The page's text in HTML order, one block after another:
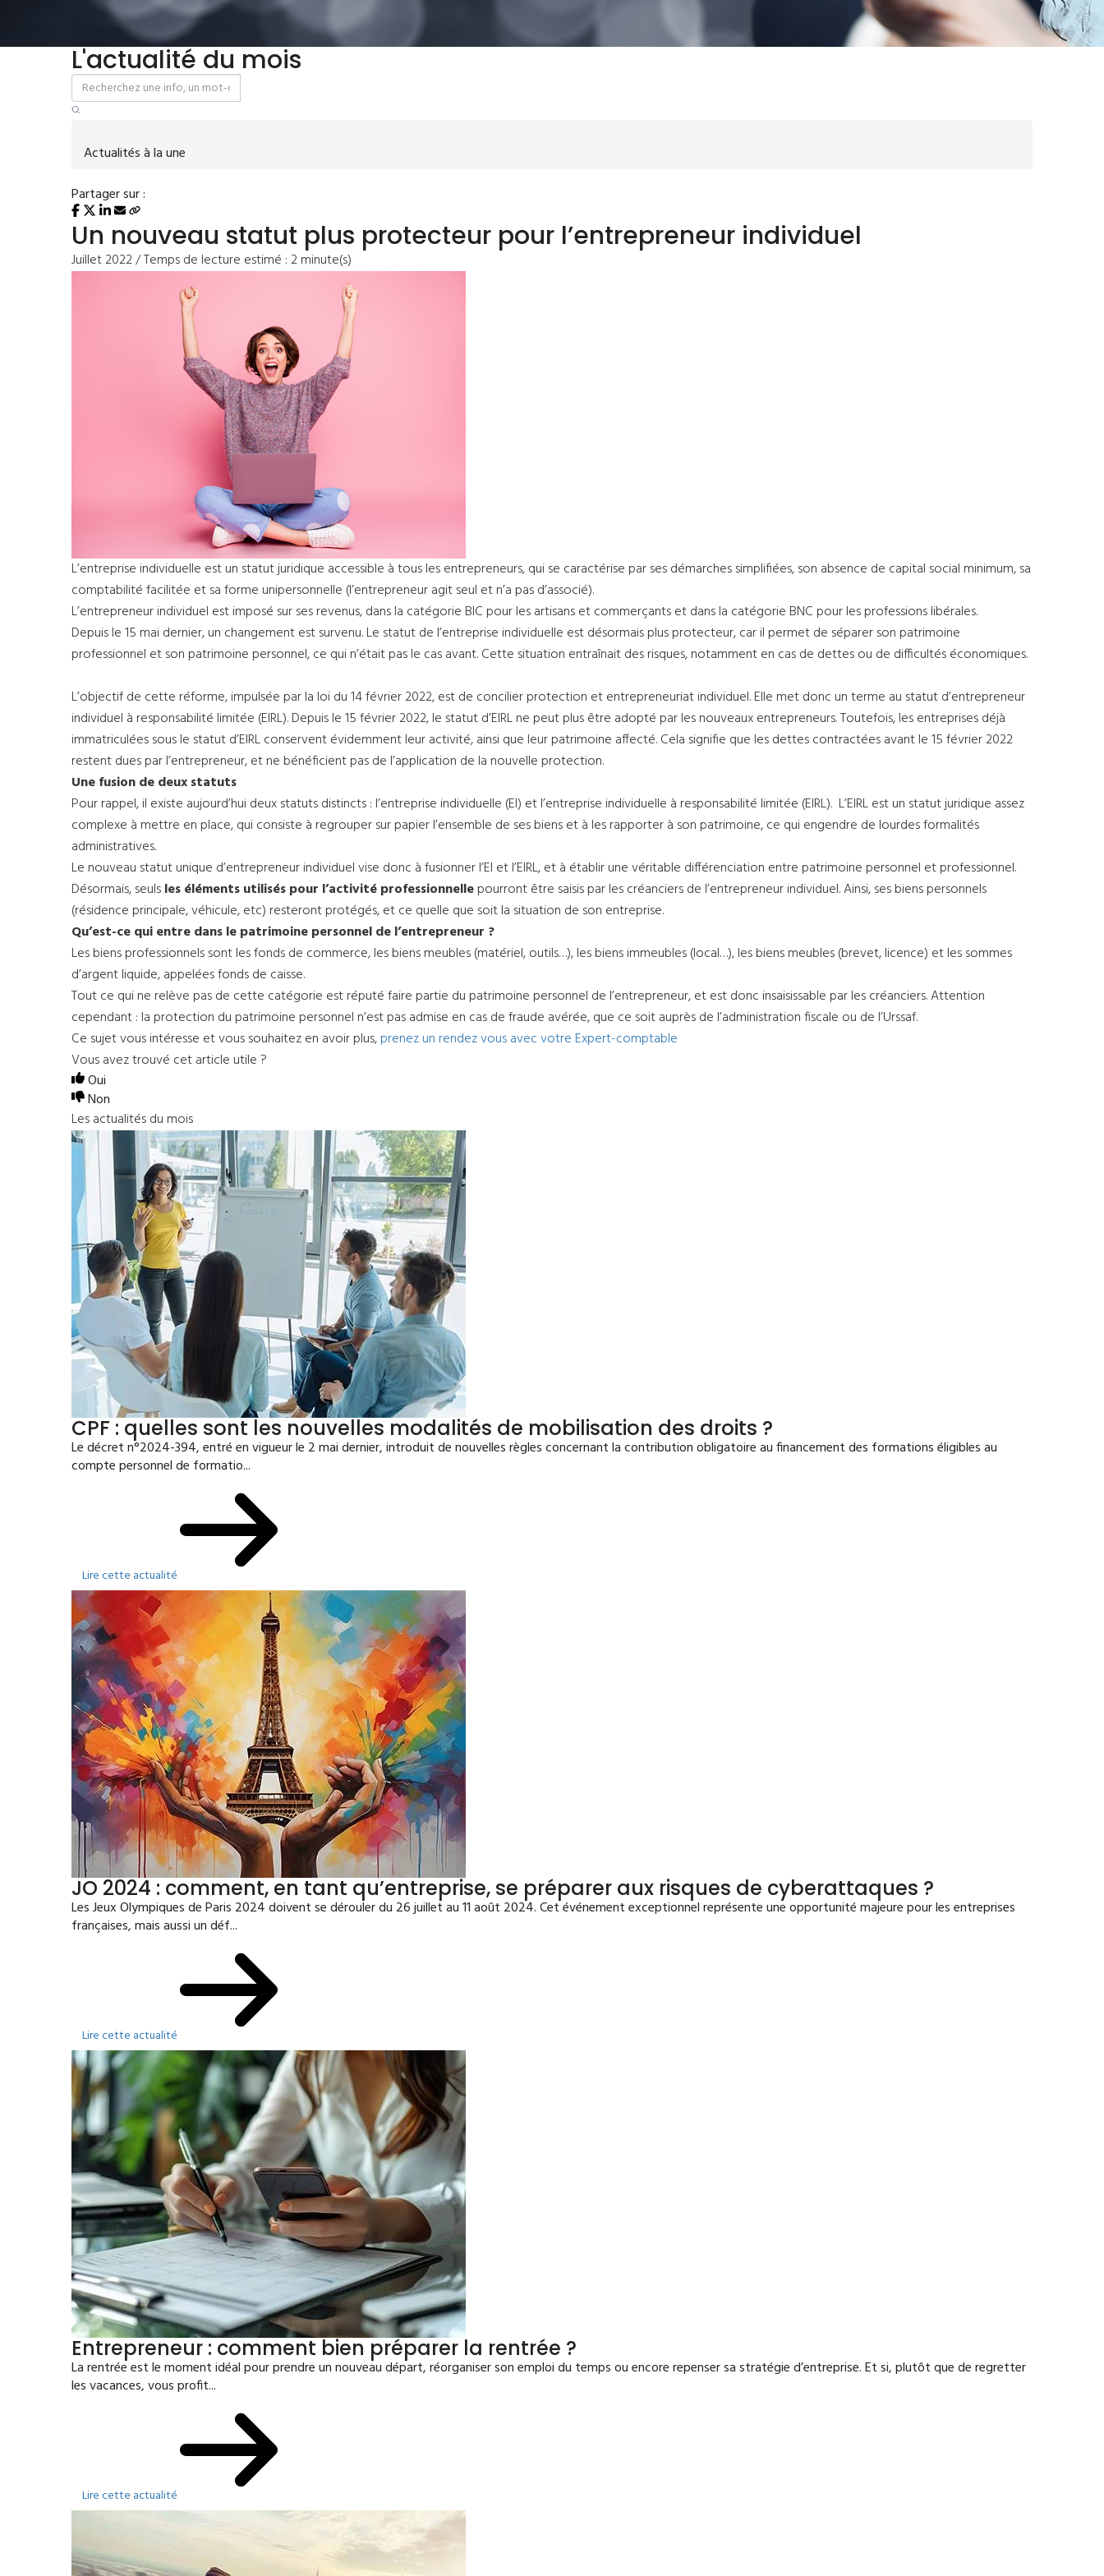
L'actualité du mois
Actualités à la une
Partager sur :
Un nouveau statut plus protecteur pour l’entrepreneur individuel
Juillet 2022 / Temps de lecture estimé : 2 minute(s)
L’entreprise individuelle est un statut juridique accessible à tous les entrepreneurs, qui se caractérise par ses démarches simplifiées, son absence de capital social minimum, sa
comptabilité facilitée et sa forme unipersonnelle (l’entrepreneur agit seul et n’a pas d’associé).
L’entrepreneur individuel est imposé sur ses revenus, dans la catégorie BIC pour les artisans et commerçants et dans la catégorie BNC pour les professions libérales.
Depuis le 15 mai dernier, un changement est survenu. Le statut de l’entreprise individuelle est désormais plus protecteur, car il permet de séparer son patrimoine
professionnel et son patrimoine personnel, ce qui n’était pas le cas avant. Cette situation entraînait des risques, notamment en cas de dettes ou de difficultés économiques.
L’objectif de cette réforme, impulsée par la loi du 14 février 2022, est de concilier protection et entrepreneuriat individuel. Elle met donc un terme au statut d’entrepreneur
individuel à responsabilité limitée (EIRL). Depuis le 15 février 2022, le statut d’EIRL ne peut plus être adopté par les nouveaux entrepreneurs. Toutefois, les entreprises déjà
immatriculées sous le statut d’EIRL conservent évidemment leur activité, ainsi que leur patrimoine affecté. Cela signifie que les dettes contractées avant le 15 février 2022
restent dues par l’entrepreneur, et ne bénéficient pas de l’application de la nouvelle protection.
Une fusion de deux statuts
Pour rappel, il existe aujourd’hui deux statuts distincts : l’entreprise individuelle (EI) et l’entreprise individuelle à responsabilité limitée (EIRL). L’EIRL est un statut juridique assez
complexe à mettre en place, qui consiste à regrouper sur papier l’ensemble de ses biens et à les rapporter à son patrimoine, ce qui engendre de lourdes formalités
administratives.
Le nouveau statut unique d’entrepreneur individuel vise donc à fusionner l’EI et l’EIRL, et à établir une véritable différenciation entre patrimoine personnel et professionnel.
Désormais, seulsles éléments utilisés pour l’activité professionnellepourront être saisis par les créanciers de l’entrepreneur individuel. Ainsi, ses biens personnels
(résidence principale, véhicule, etc) resteront protégés, et ce quelle que soit la situation de son entreprise.
Qu’est-ce qui entre dans le patrimoine personnel de l’entrepreneur ?
Les biens professionnels sont les fonds de commerce, les biens meubles (matériel, outils…), les biens immeubles (local…), les biens meubles (brevet, licence) et les sommes
d’argent liquide, appelées fonds de caisse.
Tout ce qui ne relève pas de cette catégorie est réputé faire partie du patrimoine personnel de l’entrepreneur, et est donc insaisissable par les créanciers. Attention
cependant : la protection du patrimoine personnel n’est pas admise en cas de fraude avérée, que ce soit auprès de l’administration fiscale ou de l’Urssaf.
Ce sujet vous intéresse et vous souhaitez en avoir plus,prenez un rendez vous avec votre Expert-comptable
Vous avez trouvé cet article utile ?
Oui
Non
Les actualités du mois
CPF : quelles sont les nouvelles modalités de mobilisation des droits ?
Le décret n°2024-394, entré en vigueur le 2 mai dernier, introduit de nouvelles règles concernant la contribution obligatoire au financement des formations éligibles au
compte personnel de formatio...
Lire cette actualité
JO 2024 : comment, en tant qu’entreprise, se préparer aux risques de cyberattaques ?
Les Jeux Olympiques de Paris 2024 doivent se dérouler du 26 juillet au 11 août 2024. Cet événement exceptionnel représente une opportunité majeure pour les entreprises
françaises, mais aussi un déf...
Lire cette actualité
Entrepreneur : comment bien préparer la rentrée ?
La rentrée est le moment idéal pour prendre un nouveau départ, réorganiser son emploi du temps ou encore repenser sa stratégie d’entreprise. Et si, plutôt que de regretter
les vacances, vous profit...
Lire cette actualité